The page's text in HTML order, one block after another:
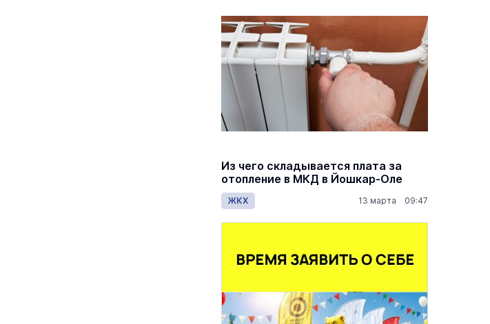
Из чего складывается плата за
отопление в МКД в Йошкар-Оле
ЖКХ 13 марта 09:47